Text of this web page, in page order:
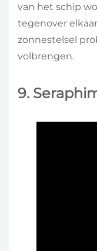
van het schip
tegenover
zonnestelsel
volbrengen.
9.